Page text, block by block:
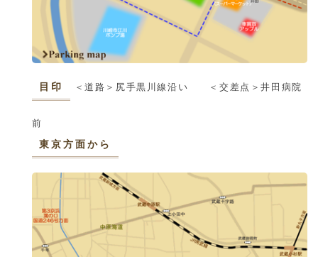
目印 ＜道路＞尻手黒川線沿い ＜交差点＞井田病院
前
東京方面から